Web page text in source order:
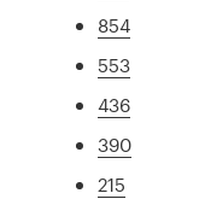
854
553
436
390
215